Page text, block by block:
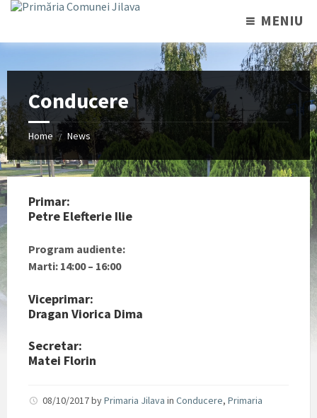
MENIU
Conducere
Home / News
Primar:
Petre Elefterie Ilie
Program audiente:
Marti: 14:00 – 16:00
Viceprimar:
Dragan Viorica Dima
Secretar:
Matei Florin
08/10/2017byPrimaria Jilava in Conducere, Primaria